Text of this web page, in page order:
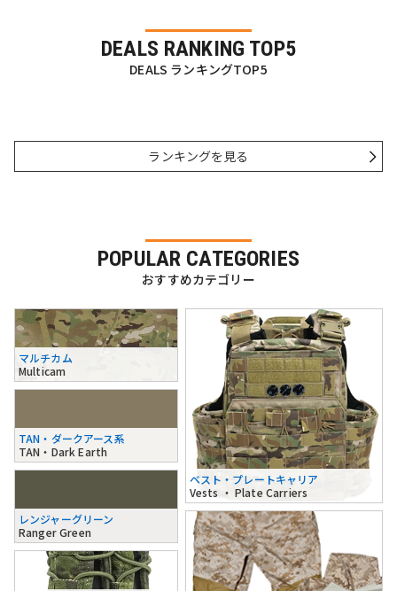
DEALS RANKING TOP5
DEALS ランキングTOP5
ランキングを見る
POPULAR CATEGORIES
おすすめカテゴリー
マルチカム
Multicam
TAN・ダークアース系
TAN・Dark Earth
レンジャーグリーン
Ranger Green
ベスト・プレートキャリア
Vests ・ Plate Carriers